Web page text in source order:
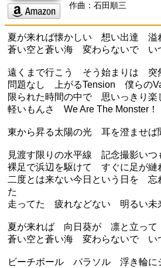
作曲：石田順三
夏が来れば懐かしい 想い出達 溢
蒼い空と蒼い海 変わらないで い
遠くまで行こう そう始まりは 突
問題なし 上がるTension 僕らの
限られた時間の中で 思いっきり楽
軽いもんさ We Are The Monster！
東から昇る太陽の光 耳を澄ませば
見渡す限りの水平線 記念撮影いつ
裸足で浜辺を駆けて すぐに足が縺
二度とは来ない今日という日を 忘
た
走ってた 疲れなどない 明るい未
夏が来れば 向日葵が 凛と立って
蒼い空と蒼い海 変わらないで い
ビーチボール パラソル 浮き輪